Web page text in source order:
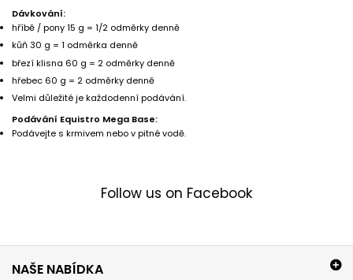
Dávkování:
hříbě / pony 15 g = 1/2 odměrky denně
kůň 30 g = 1 odměrka denně
březí klisna 60 g = 2 odměrky denně
hřebec 60 g = 2 odměrky denně
Velmi důležité je každodenní podávání.
Podávání Equistro Mega Base:
Podávejte s krmivem nebo v pitné vodě.
Follow us on Facebook
NAŠE NABÍDKA